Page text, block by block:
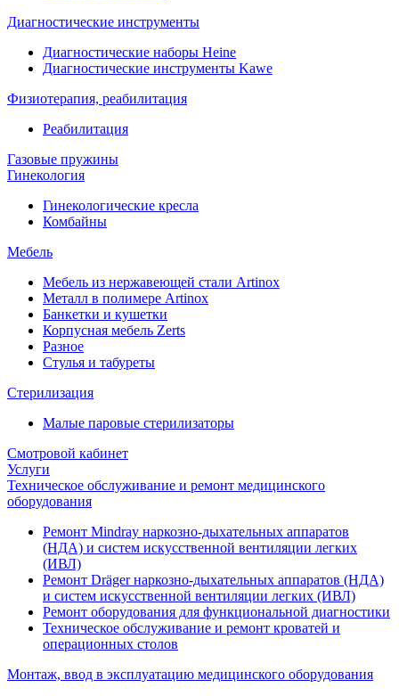
Диагностические инструменты
Диагностические наборы Heine
Диагностические инструменты Kawe
Физиотерапия, реабилитация
Реабилитация
Газовые пружины
Гинекология
Гинекологические кресла
Комбайны
Мебель
Мебель из нержавеющей стали Artinox
Металл в полимере Artinox
Банкетки и кушетки
Корпусная мебель Zerts
Разное
Стулья и табуреты
Стерилизация
Малые паровые стерилизаторы
Смотровой кабинет
Услуги
Техническое обслуживание и ремонт медицинского
оборудования
Ремонт Mindray наркозно-дыхательных аппаратов
(НДА) и систем искусственной вентиляции легких
(ИВЛ)
Ремонт Dräger наркозно-дыхательных аппаратов (НДА)
и систем искусственной вентиляции легких (ИВЛ)
Ремонт оборудования для функциональной диагностики
Техническое обслуживание и ремонт кроватей и
операционных столов
Монтаж, ввод в эксплуатацию медицинского оборудования